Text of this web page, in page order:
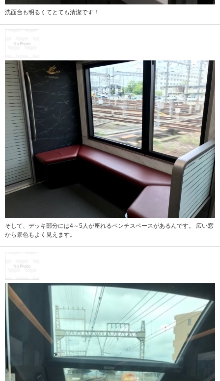
洗面台も明るくてとても清潔です！
そして、デッキ部分には4～5人が座れるベンチスペースがあるんです。 広い窓
から景色もよく見えます。